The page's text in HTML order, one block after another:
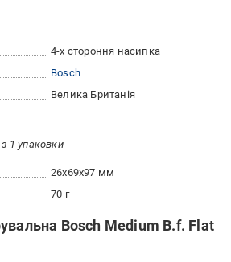
4-х стороння насипка
Bosch
Велика Британія
1 упаковки
26x69x97 мм
70 г
Bosch Medium B.f. Flat